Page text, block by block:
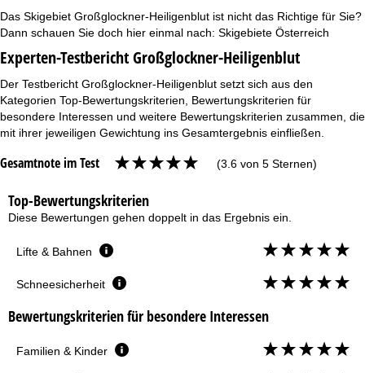
Das Skigebiet Großglockner-Heiligenblut ist nicht das Richtige für Sie?
Dann schauen Sie doch hier einmal nach: Skigebiete Österreich
Experten-Testbericht Großglockner-Heiligenblut
Der Testbericht Großglockner-Heiligenblut setzt sich aus den
Kategorien Top-Bewertungskriterien, Bewertungskriterien für
besondere Interessen und weitere Bewertungskriterien zusammen, die
mit ihrer jeweiligen Gewichtung ins Gesamtergebnis einfließen.
Gesamtnote im Test (3.6 von 5 Sternen)
Top-Bewertungskriterien
Diese Bewertungen gehen doppelt in das Ergebnis ein.
Lifte & Bahnen
Schneesicherheit
Bewertungskriterien für besondere Interessen
Familien & Kinder